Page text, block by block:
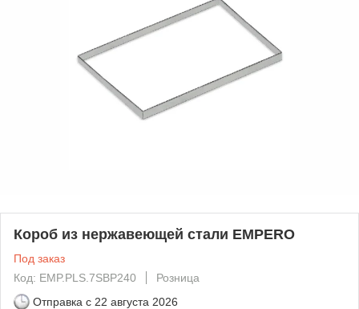
Короб из нержавеющей стали EMPERO
Под заказ
Код: EMP.PLS.7SBP240
Розница
Отправка с 22 августа 2026